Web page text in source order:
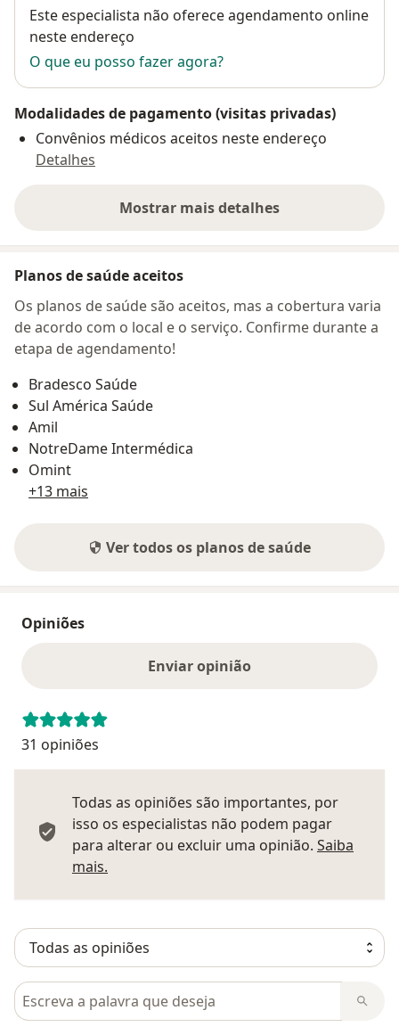
Disponibilidade
Este especialista não oferece agendamento online
neste endereço
O que eu posso fazer agora?
Modalidades de pagamento (visitas privadas)
Convênios médicos aceitos neste endereço
Detalhes
Mostrar mais detalhes
sobre o endereço
Planos de saúde aceitos
Os planos de saúde são aceitos, mas a cobertura varia
de acordo com o local e o serviço. Confirme durante a
etapa de agendamento!
Bradesco Saúde
Sul América Saúde
Amil
NotreDame Intermédica
Omint
+13 mais
Ver todos os planos de saúde
Opiniões
Enviar opinião
31 opiniões
Todas as opiniões são importantes, por
isso os especialistas não podem pagar
para alterar ou excluir uma opinião. Saiba
mais.
Pesquisar em opiniões